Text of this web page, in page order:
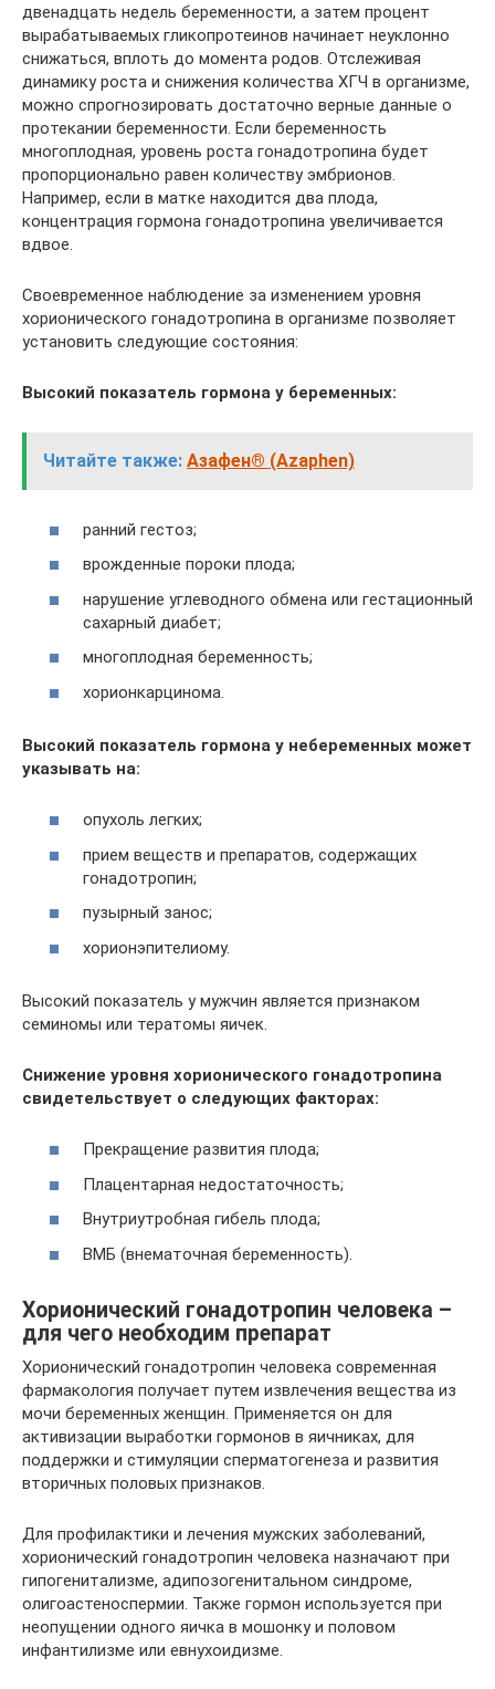
двенадцать недель беременности, а затем процент
вырабатываемых гликопротеинов начинает неуклонно
снижаться, вплоть до момента родов. Отслеживая
динамику роста и снижения количества ХГЧ в организме,
можно спрогнозировать достаточно верные данные о
протекании беременности. Если беременность
многоплодная, уровень роста гонадотропина будет
пропорционально равен количеству эмбрионов.
Например, если в матке находится два плода,
концентрация гормона гонадотропина увеличивается
вдвое.
Своевременное наблюдение за изменением уровня
хорионического гонадотропина в организме позволяет
установить следующие состояния:
Высокий показатель гормона у беременных:
Читайте также: Азафен® (Azaphen)
ранний гестоз;
врожденные пороки плода;
нарушение углеводного обмена или гестационный
сахарный диабет;
многоплодная беременность;
хорионкарцинома.
Высокий показатель гормона у небеременных может
указывать на:
опухоль легких;
прием веществ и препаратов, содержащих
гонадотропин;
пузырный занос;
хорионэпителиому.
Высокий показатель у мужчин является признаком
семиномы или тератомы яичек.
Снижение уровня хорионического гонадотропина
свидетельствует о следующих факторах:
Прекращение развития плода;
Плацентарная недостаточность;
Внутриутробная гибель плода;
ВМБ (внематочная беременность).
Хорионический гонадотропин человека –
для чего необходим препарат
Хорионический гонадотропин человека современная
фармакология получает путем извлечения вещества из
мочи беременных женщин. Применяется он для
активизации выработки гормонов в яичниках, для
поддержки и стимуляции сперматогенеза и развития
вторичных половых признаков.
Для профилактики и лечения мужских заболеваний,
хорионический гонадотропин человека назначают при
гипогенитализме, адипозогенитальном синдроме,
олигоастеноспермии. Также гормон используется при
неопущении одного яичка в мошонку и половом
инфантилизме или евнухоидизме.